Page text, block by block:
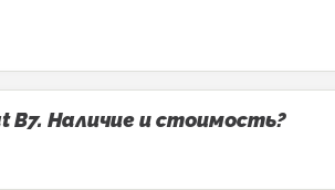
B7. Наличие и стоимость?